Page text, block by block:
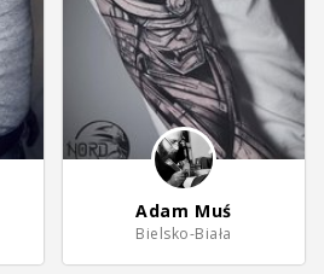
Adam Muś
Bielsko-Biała